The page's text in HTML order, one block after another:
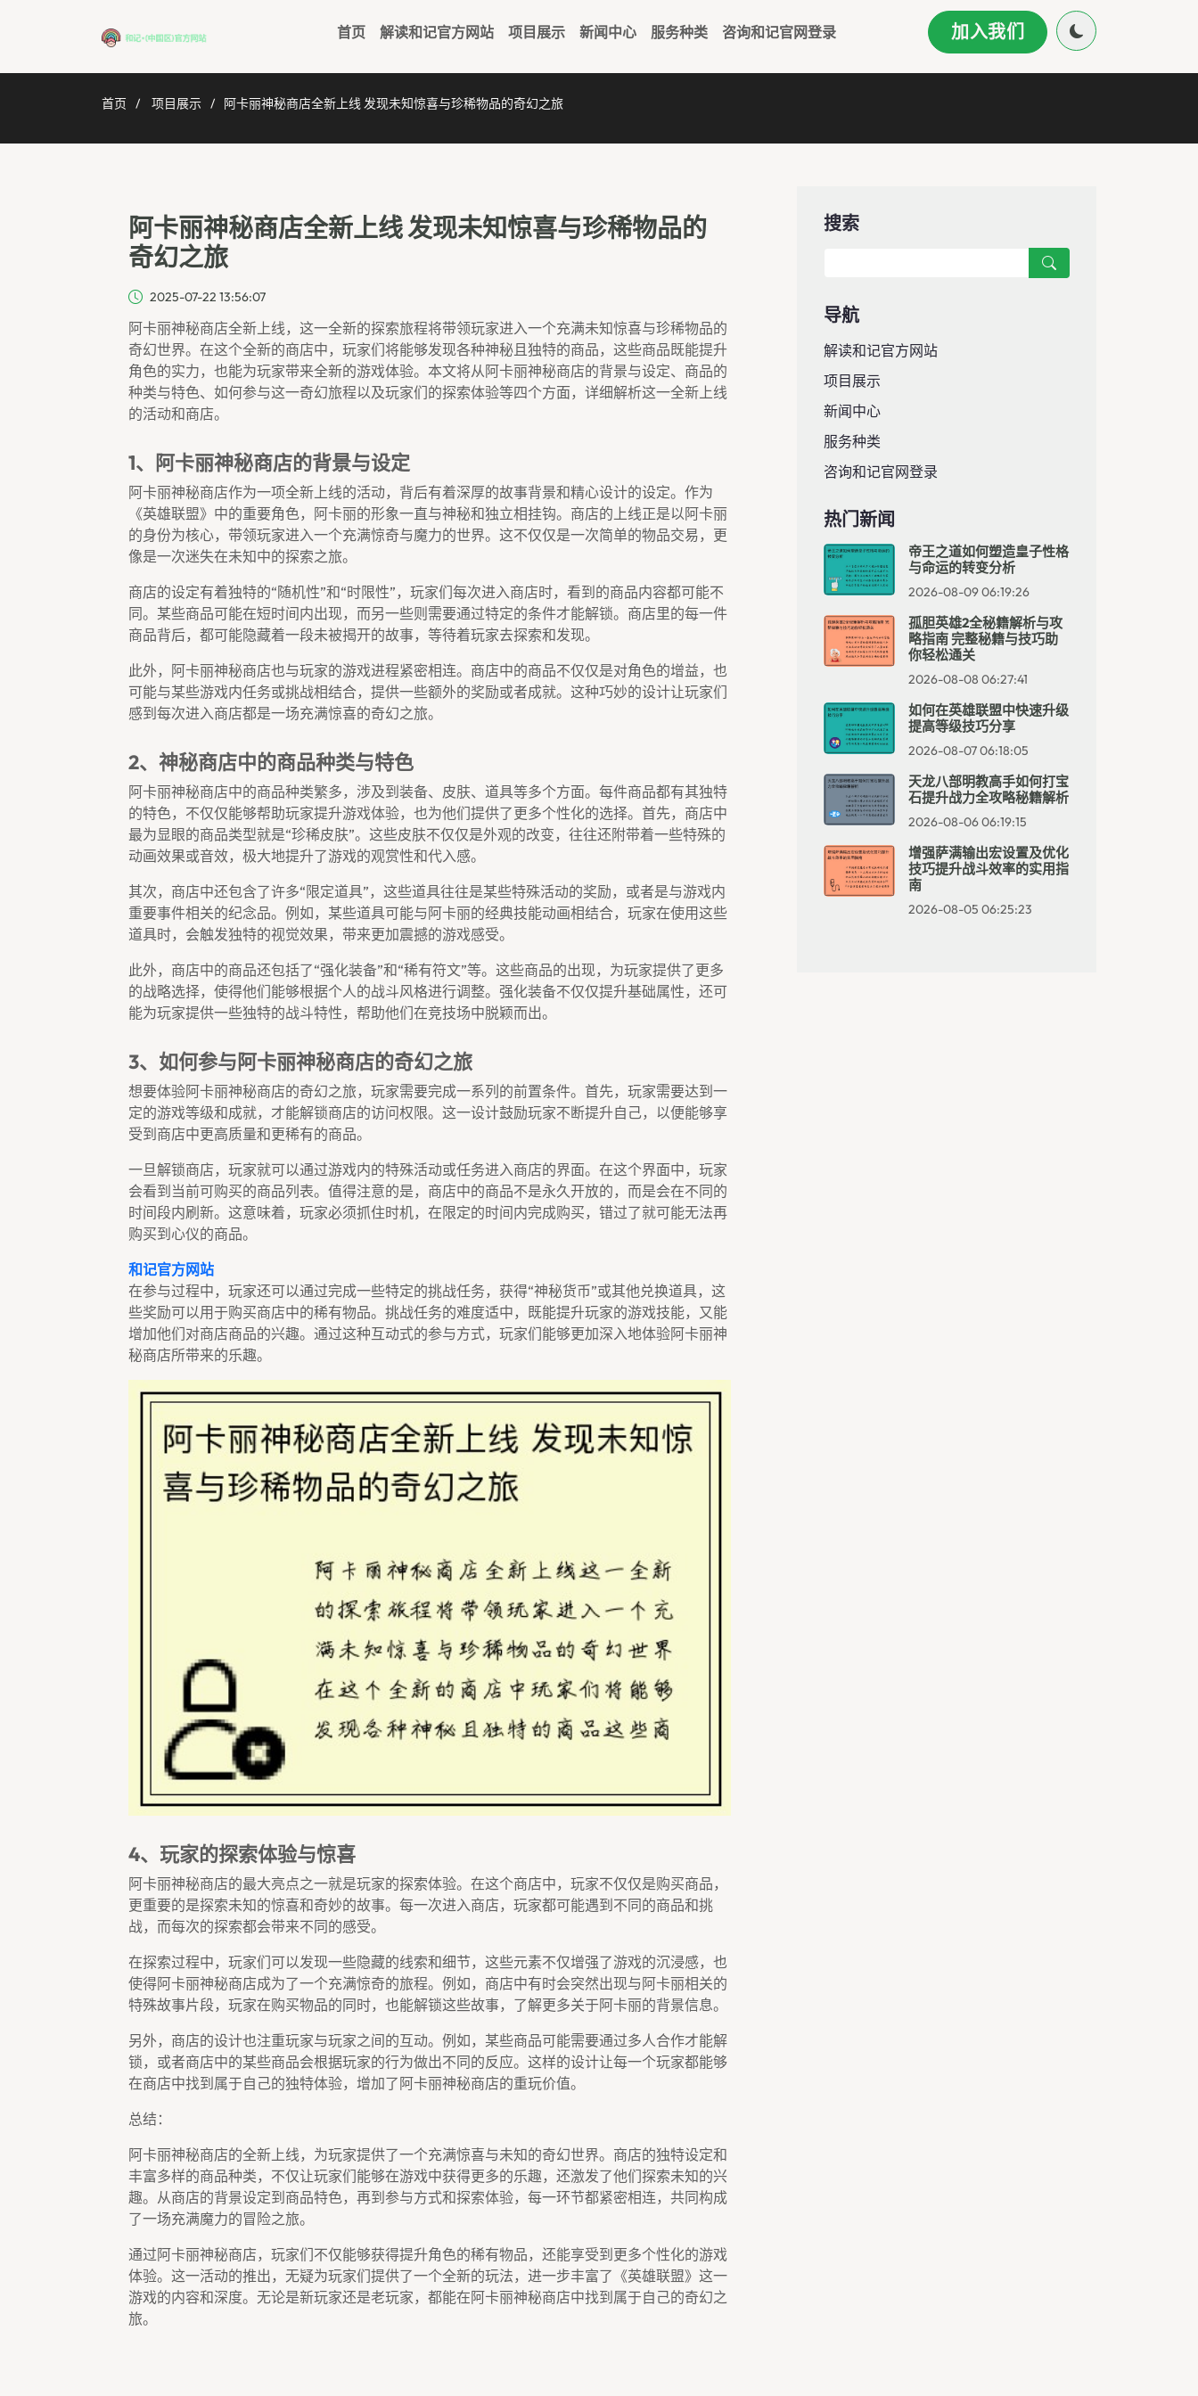
首页 解读和记官方网站 项目展示 新闻中心 服务种类 咨询和记官网登录 加入我们
首页 项目展示 阿卡丽神秘商店全新上线 发现未知惊喜与珍稀物品的奇幻之旅
阿卡丽神秘商店全新上线 发现未知惊喜与珍稀物品的
奇幻之旅
2025-07-22 13:56:07
阿卡丽神秘商店全新上线，这一全新的探索旅程将带领玩家进入一个充满未知惊喜与珍稀物品的
奇幻世界。在这个全新的商店中，玩家们将能够发现各种神秘且独特的商品，这些商品既能提升
角色的实力，也能为玩家带来全新的游戏体验。本文将从阿卡丽神秘商店的背景与设定、商品的
种类与特色、如何参与这一奇幻旅程以及玩家们的探索体验等四个方面，详细解析这一全新上线
的活动和商店。
1、阿卡丽神秘商店的背景与设定
阿卡丽神秘商店作为一项全新上线的活动，背后有着深厚的故事背景和精心设计的设定。作为
《英雄联盟》中的重要角色，阿卡丽的形象一直与神秘和独立相挂钩。商店的上线正是以阿卡丽
的身份为核心，带领玩家进入一个充满惊奇与魔力的世界。这不仅仅是一次简单的物品交易，更
像是一次迷失在未知中的探索之旅。
商店的设定有着独特的“随机性”和“时限性”，玩家们每次进入商店时，看到的商品内容都可能不
同。某些商品可能在短时间内出现，而另一些则需要通过特定的条件才能解锁。商店里的每一件
商品背后，都可能隐藏着一段未被揭开的故事，等待着玩家去探索和发现。
此外，阿卡丽神秘商店也与玩家的游戏进程紧密相连。商店中的商品不仅仅是对角色的增益，也
可能与某些游戏内任务或挑战相结合，提供一些额外的奖励或者成就。这种巧妙的设计让玩家们
感到每次进入商店都是一场充满惊喜的奇幻之旅。
2、神秘商店中的商品种类与特色
阿卡丽神秘商店中的商品种类繁多，涉及到装备、皮肤、道具等多个方面。每件商品都有其独特
的特色，不仅仅能够帮助玩家提升游戏体验，也为他们提供了更多个性化的选择。首先，商店中
最为显眼的商品类型就是“珍稀皮肤”。这些皮肤不仅仅是外观的改变，往往还附带着一些特殊的
动画效果或音效，极大地提升了游戏的观赏性和代入感。
其次，商店中还包含了许多“限定道具”，这些道具往往是某些特殊活动的奖励，或者是与游戏内
重要事件相关的纪念品。例如，某些道具可能与阿卡丽的经典技能动画相结合，玩家在使用这些
道具时，会触发独特的视觉效果，带来更加震撼的游戏感受。
此外，商店中的商品还包括了“强化装备”和“稀有符文”等。这些商品的出现，为玩家提供了更多
的战略选择，使得他们能够根据个人的战斗风格进行调整。强化装备不仅仅提升基础属性，还可
能为玩家提供一些独特的战斗特性，帮助他们在竞技场中脱颖而出。
3、如何参与阿卡丽神秘商店的奇幻之旅
想要体验阿卡丽神秘商店的奇幻之旅，玩家需要完成一系列的前置条件。首先，玩家需要达到一
定的游戏等级和成就，才能解锁商店的访问权限。这一设计鼓励玩家不断提升自己，以便能够享
受到商店中更高质量和更稀有的商品。
一旦解锁商店，玩家就可以通过游戏内的特殊活动或任务进入商店的界面。在这个界面中，玩家
会看到当前可购买的商品列表。值得注意的是，商店中的商品不是永久开放的，而是会在不同的
时间段内刷新。这意味着，玩家必须抓住时机，在限定的时间内完成购买，错过了就可能无法再
购买到心仪的商品。
和记官方网站
在参与过程中，玩家还可以通过完成一些特定的挑战任务，获得“神秘货币”或其他兑换道具，这
些奖励可以用于购买商店中的稀有物品。挑战任务的难度适中，既能提升玩家的游戏技能，又能
增加他们对商店商品的兴趣。通过这种互动式的参与方式，玩家们能够更加深入地体验阿卡丽神
秘商店所带来的乐趣。
4、玩家的探索体验与惊喜
阿卡丽神秘商店的最大亮点之一就是玩家的探索体验。在这个商店中，玩家不仅仅是购买商品，
更重要的是探索未知的惊喜和奇妙的故事。每一次进入商店，玩家都可能遇到不同的商品和挑
战，而每次的探索都会带来不同的感受。
在探索过程中，玩家们可以发现一些隐藏的线索和细节，这些元素不仅增强了游戏的沉浸感，也
使得阿卡丽神秘商店成为了一个充满惊奇的旅程。例如，商店中有时会突然出现与阿卡丽相关的
特殊故事片段，玩家在购买物品的同时，也能解锁这些故事，了解更多关于阿卡丽的背景信息。
另外，商店的设计也注重玩家与玩家之间的互动。例如，某些商品可能需要通过多人合作才能解
锁，或者商店中的某些商品会根据玩家的行为做出不同的反应。这样的设计让每一个玩家都能够
在商店中找到属于自己的独特体验，增加了阿卡丽神秘商店的重玩价值。
总结：
阿卡丽神秘商店的全新上线，为玩家提供了一个充满惊喜与未知的奇幻世界。商店的独特设定和
丰富多样的商品种类，不仅让玩家们能够在游戏中获得更多的乐趣，还激发了他们探索未知的兴
趣。从商店的背景设定到商品特色，再到参与方式和探索体验，每一环节都紧密相连，共同构成
了一场充满魔力的冒险之旅。
通过阿卡丽神秘商店，玩家们不仅能够获得提升角色的稀有物品，还能享受到更多个性化的游戏
体验。这一活动的推出，无疑为玩家们提供了一个全新的玩法，进一步丰富了《英雄联盟》这一
游戏的内容和深度。无论是新玩家还是老玩家，都能在阿卡丽神秘商店中找到属于自己的奇幻之
旅。
搜索
导航
解读和记官方网站
项目展示
新闻中心
服务种类
咨询和记官网登录
热门新闻
帝王之道如何塑造皇子性格
与命运的转变分析
2026-08-09 06:19:26
孤胆英雄2全秘籍解析与攻
略指南 完整秘籍与技巧助
你轻松通关
2026-08-08 06:27:41
如何在英雄联盟中快速升级
提高等级技巧分享
2026-08-07 06:18:05
天龙八部明教高手如何打宝
石提升战力全攻略秘籍解析
2026-08-06 06:19:15
增强萨满输出宏设置及优化
技巧提升战斗效率的实用指
南
2026-08-05 06:25:23